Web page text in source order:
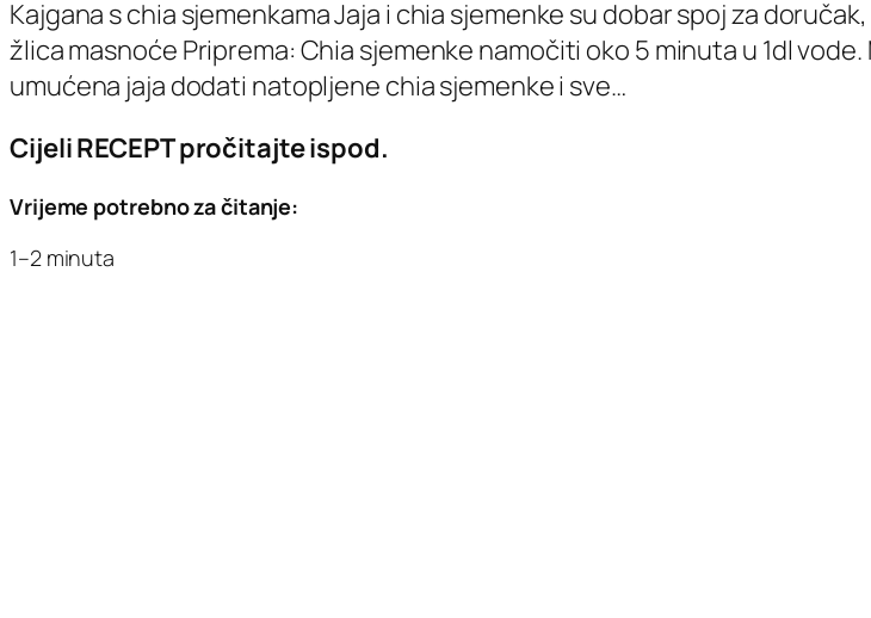
Kajgana s chia sjemenkama Jaja i chia sjemenke su dobar spoj za
žlica masnoće Priprema: Chia sjemenke namočiti oko 5 minuta u 1dl
umućena jaja dodati natopljene chia sjemenke i sve…
Cijeli RECEPT pročitajte ispod.
Vrijeme potrebno za čitanje:
1–2 minuta